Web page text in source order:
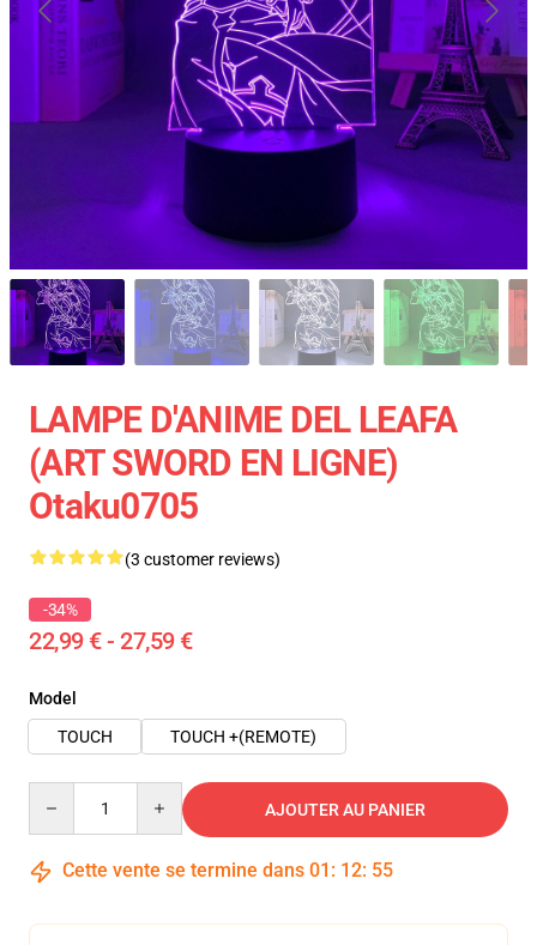
LAMPE D'ANIME DEL LEAFA
(ART SWORD EN LIGNE)
Otaku0705
(3 customer reviews)
-34%
22,99 € - 27,59 €
Model
TOUCH
TOUCH +(REMOTE)
AJOUTER AU PANIER
Cette vente se termine dans 01 : 12: 54